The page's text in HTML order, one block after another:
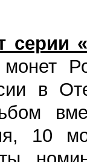
монет
в
10